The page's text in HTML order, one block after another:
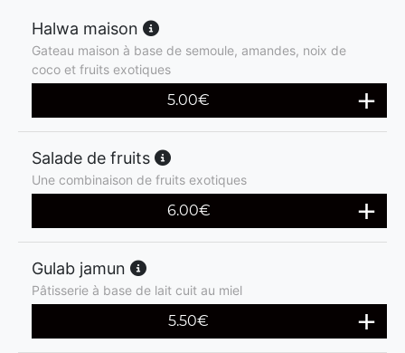
Halwa maison
Gateau maison à base de semoule, amandes, noix de
coco et fruits exotiques
5.00€
Salade de fruits
Une combinaison de fruits exotiques
6.00€
Gulab jamun
Pâtisserie à base de lait cuit au miel
5.50€